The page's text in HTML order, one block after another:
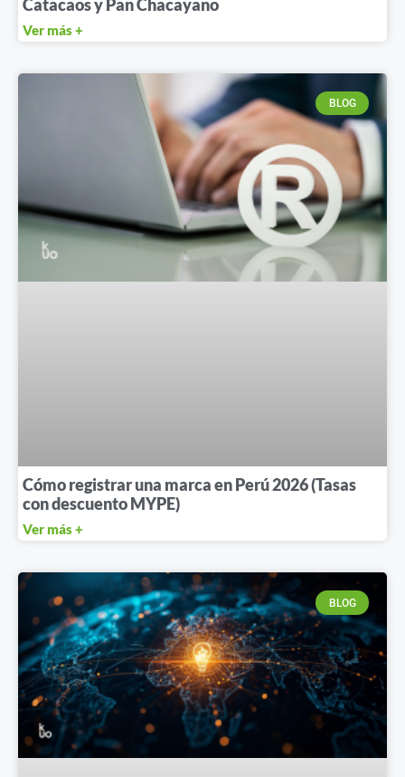
Catacaos y Pan Chacayano
Ver más +
BLOG
Cómo registrar una marca en Perú 2026 (Tasas
con descuento MYPE)
Ver más +
BLOG